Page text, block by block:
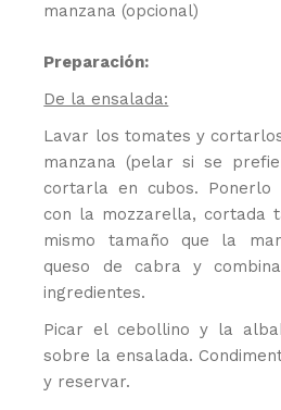
manzana (opcional)
Preparación:
De la ensalada:
Lavar los tomates y
manzana (pelar si se
cortarla en cubos. Ponerlo
con la mozzarella, cortada
mismo tamaño que la
queso de cabra y
ingredientes.
Picar el cebollino y la
sobre la ensalada.
y reservar.